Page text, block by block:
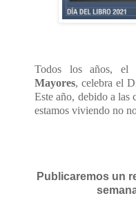
Todos los años, el
Mayores, celebra el
Este año, debido a las
estamos viviendo no
Publicaremos un